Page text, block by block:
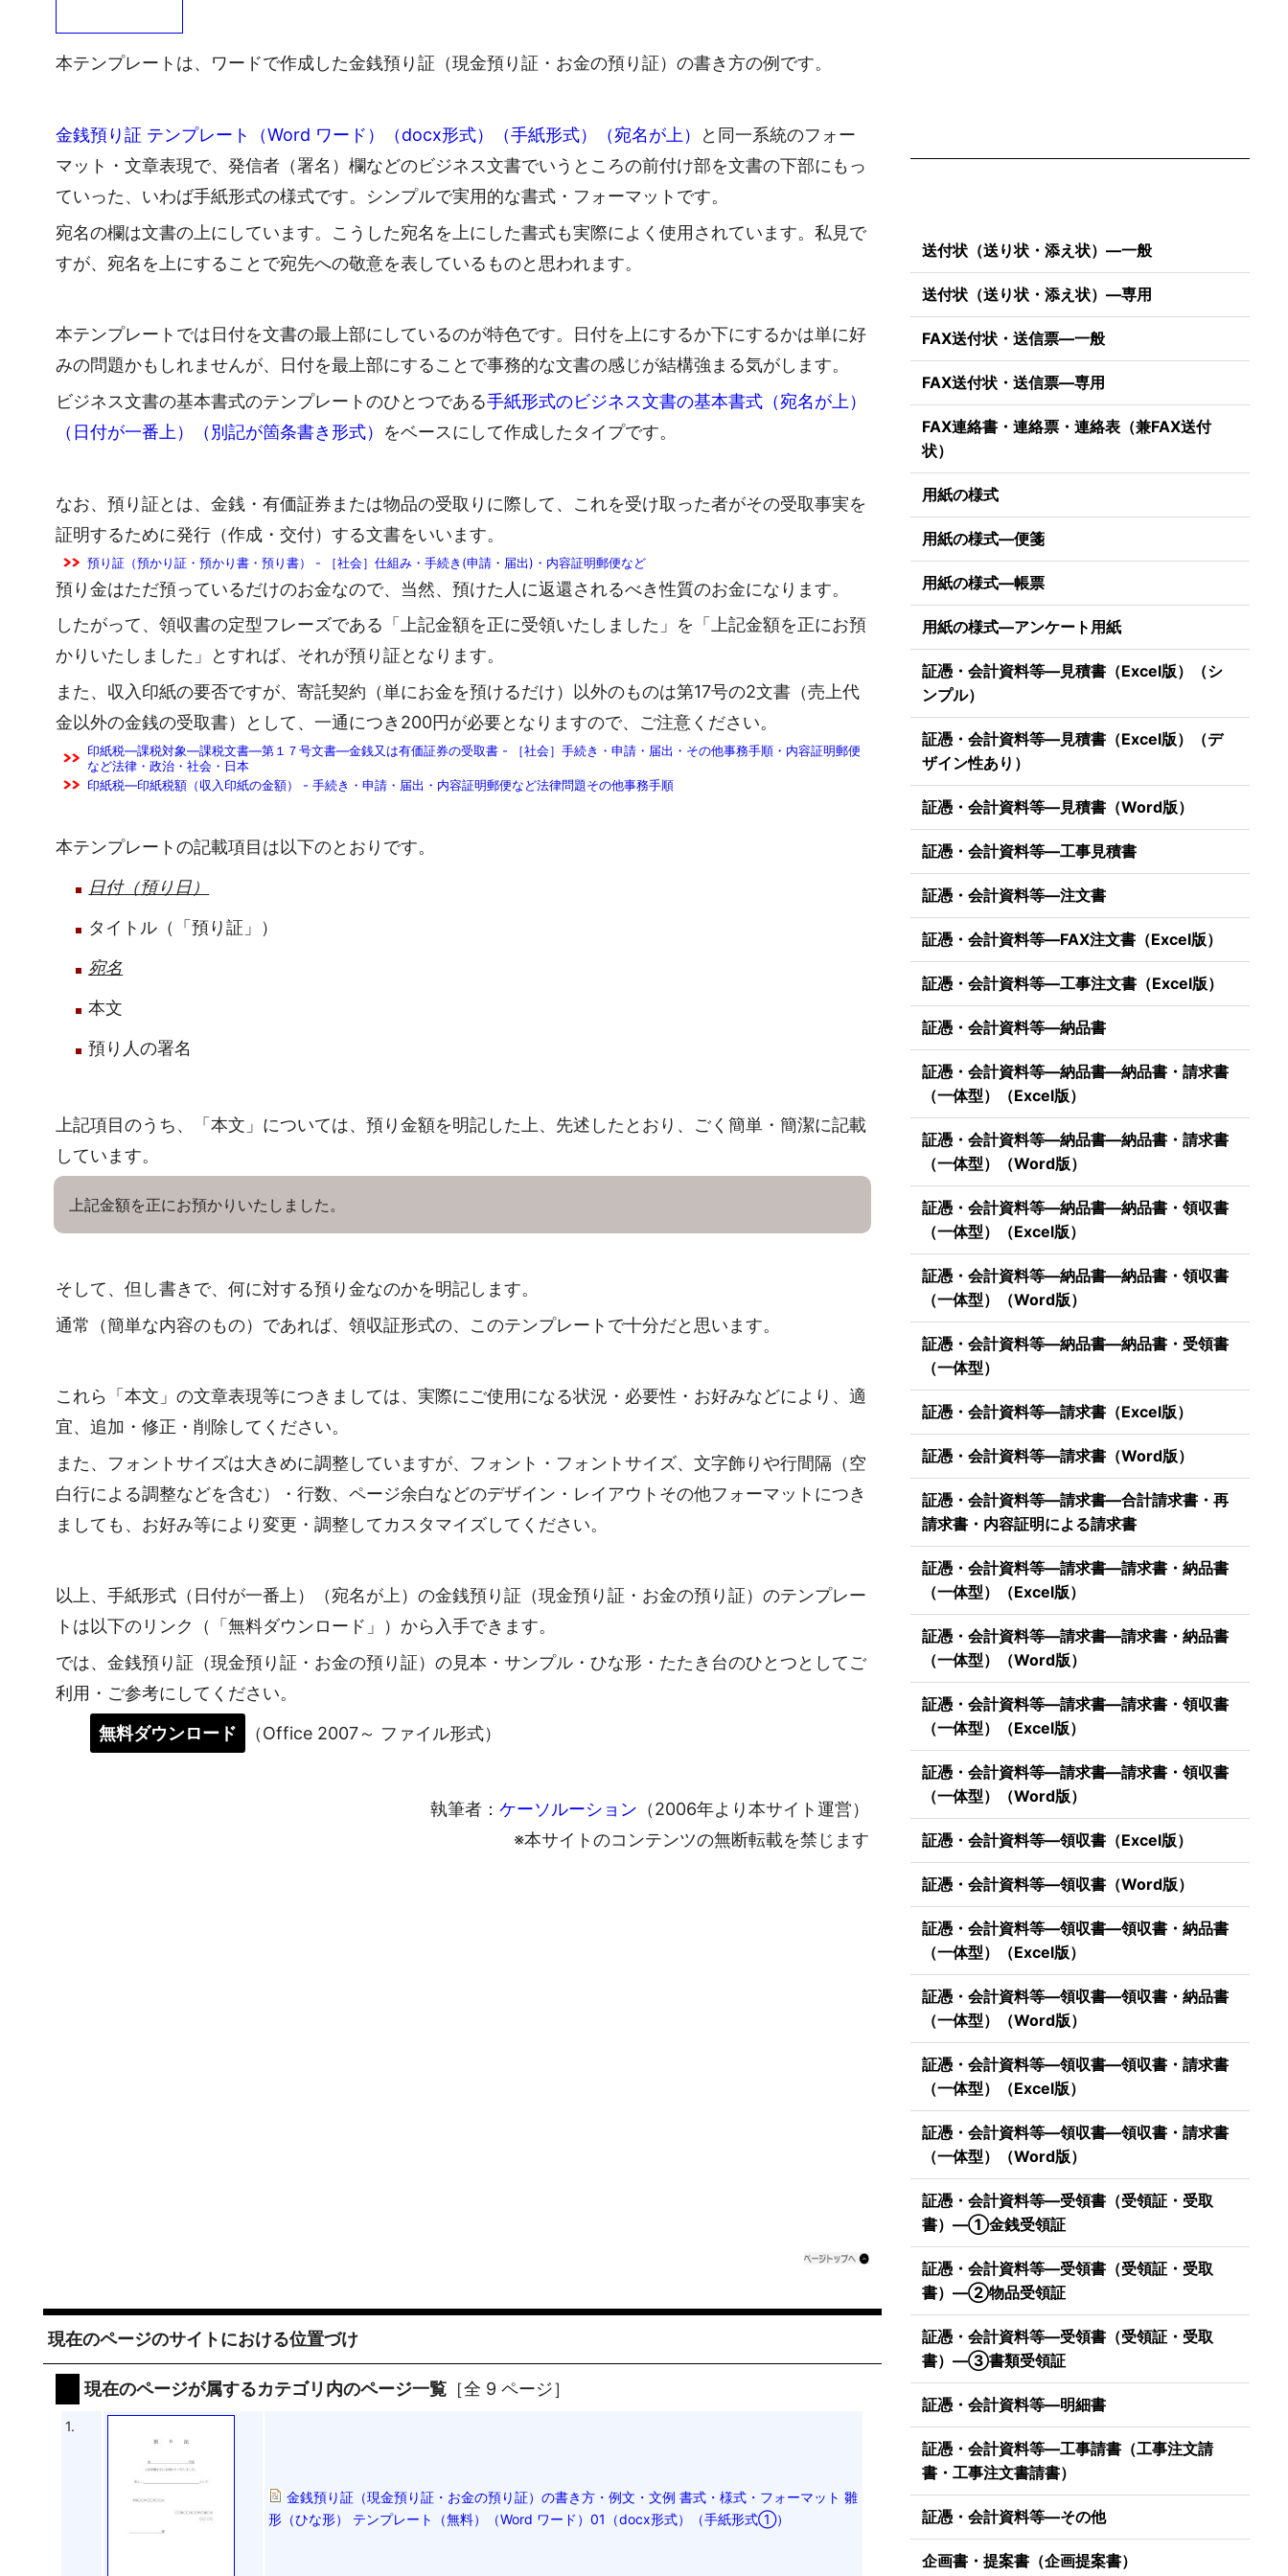
本テンプレートは、ワードで作成した金銭預り証（現金預り証・お金の預り証）の書き方の例です。
金銭預り証 テンプレート（Word ワード）（docx形式）（手紙形式）（宛名が上）
と同一系統のフォー
マット・文章表現で、発信者（署名）欄などのビジネス文書でいうところの前付け部を文書の下部にもっ
ていった、いわば手紙形式の様式です。シンプルで実用的な書式・フォーマットです。
宛名の欄は文書の上にしています。こうした宛名を上にした書式も実際によく使用されています。私見で
すが、宛名を上にすることで宛先への敬意を表しているものと思われます。
本テンプレートでは日付を文書の最上部にしているのが特色です。日付を上にするか下にするかは単に好
みの問題かもしれませんが、日付を最上部にすることで事務的な文書の感じが結構強まる気がします。
ビジネス文書の基本書式のテンプレートのひとつである手紙形式のビジネス文書の基本書式（宛名が上）
（日付が一番上）（別記が箇条書き形式） をベースにして作成したタイプです。
なお、預り証とは、金銭・有価証券または物品の受取りに際して、これを受け取った者がその受取事実を
証明するために発行（作成・交付）する文書をいいます。
預り証（預かり証・預かり書・預り書） - ［社会］仕組み・手続き(申請・届出)・内容証明郵便など
預り金はただ預っているだけのお金なので、当然、預けた人に返還されるべき性質のお金になります。
したがって、領収書の定型フレーズである「上記金額を正に受領いたしました」を「上記金額を正にお預
かりいたしました」とすれば、それが預り証となります。
また、収入印紙の要否ですが、寄託契約（単にお金を預けるだけ）以外のものは第17号の2文書（売上代
金以外の金銭の受取書）として、一通につき200円が必要となりますので、ご注意ください。
印紙税―課税対象―課税文書―第１７号文書―金銭又は有価証券の受取書 - ［社会］手続き・申請・届出・その他事務手順・内容証明郵便
など法律・政治・社会・日本
印紙税―印紙税額（収入印紙の金額） - 手続き・申請・届出・内容証明郵便など法律問題その他事務手順
本テンプレートの記載項目は以下のとおりです。
日付（預り日）
タイトル（「預り証」）
宛名
本文
預り人の署名
上記項目のうち、「本文」については、預り金額を明記した上、先述したとおり、ごく簡単・簡潔に記載
しています。
上記金額を正にお預かりいたしました。
そして、但し書きで、何に対する預り金なのかを明記します。
通常（簡単な内容のもの）であれば、領収証形式の、このテンプレートで十分だと思います。
これら「本文」の文章表現等につきましては、実際にご使用になる状況・必要性・お好みなどにより、適
宜、追加・修正・削除してください。
また、フォントサイズは大きめに調整していますが、フォント・フォントサイズ、文字飾りや行間隔（空
白行による調整などを含む）・行数、ページ余白などのデザイン・レイアウトその他フォーマットにつき
ましても、お好み等により変更・調整してカスタマイズしてください。
以上、手紙形式（日付が一番上）（宛名が上）の金銭預り証（現金預り証・お金の預り証）のテンプレー
トは以下のリンク（「無料ダウンロード」）から入手できます。
では、金銭預り証（現金預り証・お金の預り証）の見本・サンプル・ひな形・たたき台のひとつとしてご
利用・ご参考にしてください。
無料ダウンロード
（Office 2007～ ファイル形式）
執筆者： ケーソルーション （2006年より本サイト運営）
※本サイトのコンテンツの無断転載を禁じます
現在のページのサイトにおける位置づけ
現在のページが属するカテゴリ内のページ一覧 ［全 9 ページ］
1.
金銭預り証（現金預り証・お金の預り証）の書き方・例文・文例 書式・様式・フォーマット 雛
形（ひな形） テンプレート（無料）（Word ワード）01（docx形式）（手紙形式①）
送付状（送り状・添え状）―一般
送付状（送り状・添え状）―専用
FAX送付状・送信票―一般
FAX送付状・送信票―専用
FAX連絡書・連絡票・連絡表（兼FAX送付
状）
用紙の様式
用紙の様式―便箋
用紙の様式―帳票
用紙の様式―アンケート用紙
証憑・会計資料等―見積書（Excel版）（シ
ンプル）
証憑・会計資料等―見積書（Excel版）（デ
ザイン性あり）
証憑・会計資料等―見積書（Word版）
証憑・会計資料等―工事見積書
証憑・会計資料等―注文書
証憑・会計資料等―FAX注文書（Excel版）
証憑・会計資料等―工事注文書（Excel版）
証憑・会計資料等―納品書
証憑・会計資料等―納品書―納品書・請求書
（一体型）（Excel版）
証憑・会計資料等―納品書―納品書・請求書
（一体型）（Word版）
証憑・会計資料等―納品書―納品書・領収書
（一体型）（Excel版）
証憑・会計資料等―納品書―納品書・領収書
（一体型）（Word版）
証憑・会計資料等―納品書―納品書・受領書
（一体型）
証憑・会計資料等―請求書（Excel版）
証憑・会計資料等―請求書（Word版）
証憑・会計資料等―請求書―合計請求書・再
請求書・内容証明による請求書
証憑・会計資料等―請求書―請求書・納品書
（一体型）（Excel版）
証憑・会計資料等―請求書―請求書・納品書
（一体型）（Word版）
証憑・会計資料等―請求書―請求書・領収書
（一体型）（Excel版）
証憑・会計資料等―請求書―請求書・領収書
（一体型）（Word版）
証憑・会計資料等―領収書（Excel版）
証憑・会計資料等―領収書（Word版）
証憑・会計資料等―領収書―領収書・納品書
（一体型）（Excel版）
証憑・会計資料等―領収書―領収書・納品書
（一体型）（Word版）
証憑・会計資料等―領収書―領収書・請求書
（一体型）（Excel版）
証憑・会計資料等―領収書―領収書・請求書
（一体型）（Word版）
証憑・会計資料等―受領書（受領証・受取
書）―①金銭受領証
証憑・会計資料等―受領書（受領証・受取
書）―②物品受領証
証憑・会計資料等―受領書（受領証・受取
書）―③書類受領証
証憑・会計資料等―明細書
証憑・会計資料等―工事請書（工事注文請
書・工事注文書請書）
証憑・会計資料等―その他
企画書・提案書（企画提案書）